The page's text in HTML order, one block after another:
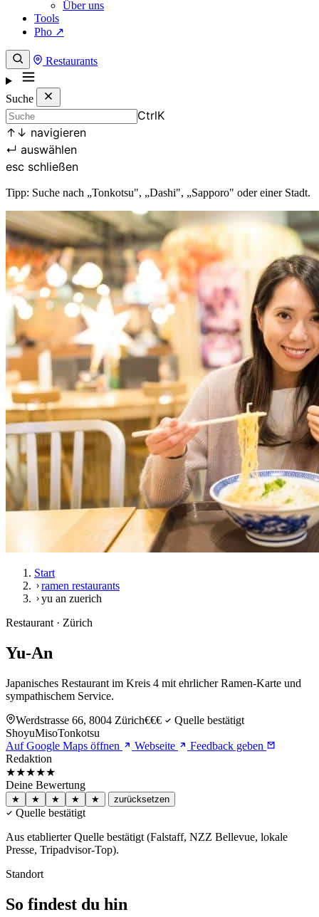
Über uns
Tools
Pho ↗
Restaurants
Suche
CtrlK
↑ ↓ navigieren
↵ auswählen
esc schließen
Tipp: Suche nach „Tonkotsu", „Dashi", „Sapporo" oder einer Stadt.
Start
ramen restaurants
yu an zuerich
Restaurant · Zürich
Yu-An
Japanisches Restaurant im Kreis 4 mit ehrlicher Ramen-Karte und
sympathischem Service.
Werdstrasse 66, 8004 Zürich€€€
Quelle bestätigt
ShoyuMisoTonkotsu
Auf Google Maps öffnen
Webseite
Feedback geben
Redaktion
★★★★★
Deine Bewertung
★ ★ ★ ★ ★ zurücksetzen
Quelle bestätigt
Aus etablierter Quelle bestätigt (Falstaff, NZZ Bellevue, lokale
Presse, Tripadvisor-Top).
Standort
So findest du hin